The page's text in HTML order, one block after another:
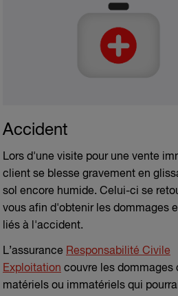
Accident
Lors d'une visite pour une vente
client se blesse gravement en
sol encore humide. Celui-ci se
vous afin d'obtenir les dommages
liés à l'accident.
L’assurance Responsabilité Civile
Exploitation couvre les dommages
matériels ou immatériels qui